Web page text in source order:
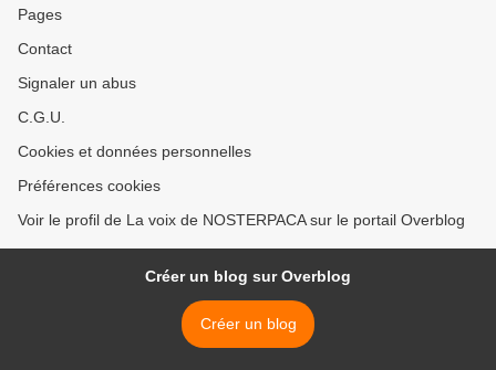
Pages
Contact
Signaler un abus
C.G.U.
Cookies et données personnelles
Préférences cookies
Voir le profil de La voix de NOSTERPACA sur le portail Overblog
Créer un blog sur Overblog
Créer un blog